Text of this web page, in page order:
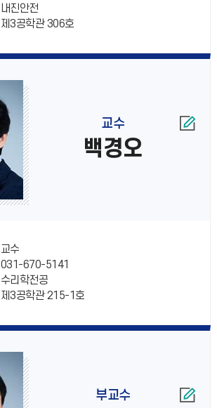
내진안전
제3공학관 306호
교수
백경오
교수
031-670-5141
수리학전공
제3공학관 215-1호
부교수